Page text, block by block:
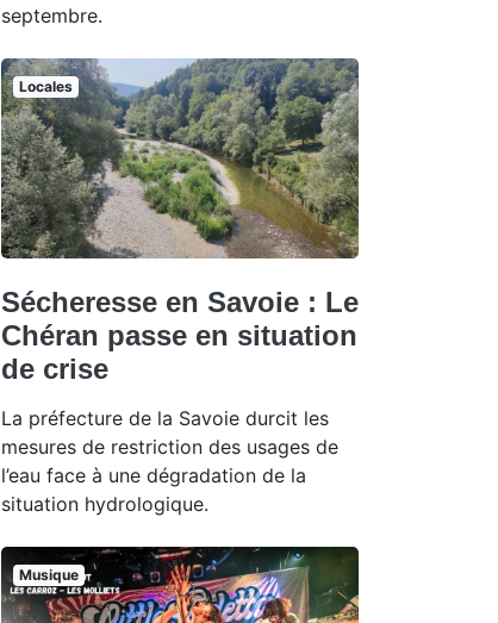
septembre.
Locales
Sécheresse en Savoie : Le
Chéran passe en situation
de crise
La préfecture de la Savoie durcit les
mesures de restriction des usages de
l’eau face à une dégradation de la
situation hydrologique.
Musique